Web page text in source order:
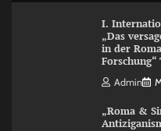
I.
„Das
in der
Forschung“
Admin
„Roma &